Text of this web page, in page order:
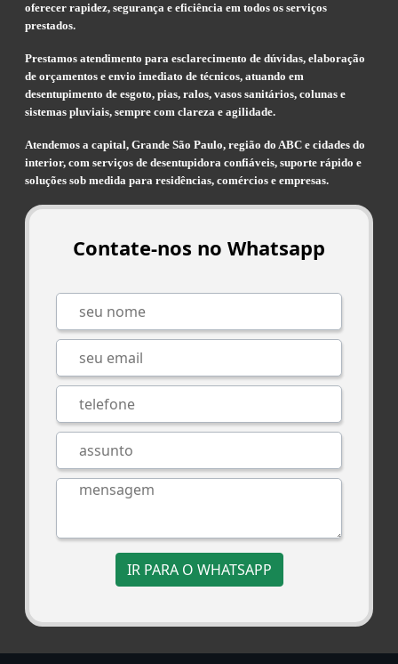
oferecer rapidez, segurança e eficiência em todos os serviços
prestados.
Prestamos atendimento para esclarecimento de dúvidas, elaboração
de orçamentos e envio imediato de técnicos, atuando em
desentupimento de esgoto, pias, ralos, vasos sanitários, colunas e
sistemas pluviais, sempre com clareza e agilidade.
Atendemos a capital, Grande São Paulo, região do ABC e cidades do
interior, com serviços de desentupidora confiáveis, suporte rápido e
soluções sob medida para residências, comércios e empresas.
Contate-nos no Whatsapp
IR PARA O WHATSAPP